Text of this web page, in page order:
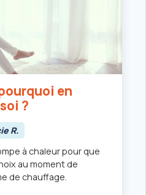
en
?
R.
à chaleur pour que
au moment de
de chauffage.